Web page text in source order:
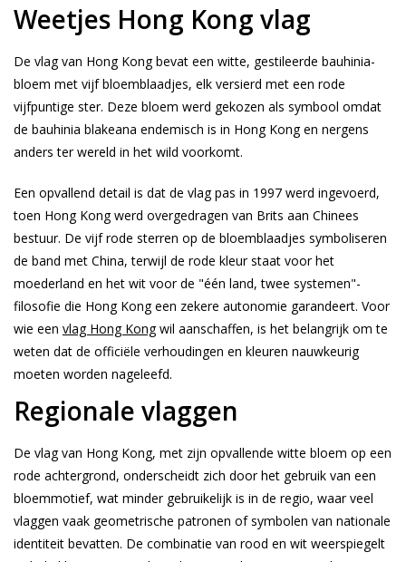
Weetjes Hong Kong vlag
De vlag van Hong Kong bevat een witte, gestileerde bauhinia-
bloem met vijf bloemblaadjes, elk versierd met een rode
vijfpuntige ster. Deze bloem werd gekozen als symbool omdat
de bauhinia blakeana endemisch is in Hong Kong en nergens
anders ter wereld in het wild voorkomt.
Een opvallend detail is dat de vlag pas in 1997 werd ingevoerd,
toen Hong Kong werd overgedragen van Brits aan Chinees
bestuur. De vijf rode sterren op de bloemblaadjes symboliseren
de band met China, terwijl de rode kleur staat voor het
moederland en het wit voor de "één land, twee systemen"-
filosofie die Hong Kong een zekere autonomie garandeert. Voor
wie een vlag Hong Kongwil aanschaffen, is het belangrijk om te
weten dat de officiële verhoudingen en kleuren nauwkeurig
moeten worden nageleefd.
Regionale vlaggen
De vlag van Hong Kong, met zijn opvallende witte bloem op een
rode achtergrond, onderscheidt zich door het gebruik van een
bloemmotief, wat minder gebruikelijk is in de regio, waar veel
vlaggen vaak geometrische patronen of symbolen van nationale
identiteit bevatten. De combinatie van rood en wit weerspiegelt